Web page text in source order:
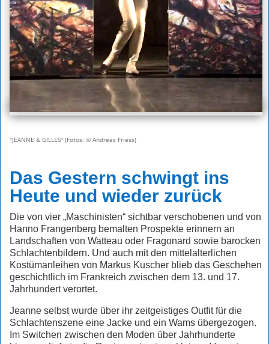
"JEANNE & GILLES" (Fotos: © Andreas Friess)
Das Gestern schwingt ins
Heute und wieder zurück
Die von vier „Maschinisten“ sichtbar verschobenen und von
Hanno Frangenberg bemalten Prospekte erinnern an
Landschaften von Watteau oder Fragonard sowie barocken
Schlachtenbildern. Und auch mit den mittelalterlichen
Kostümanleihen von Markus Kuscher blieb das Geschehen
geschichtlich im Frankreich zwischen dem 13. und 17.
Jahrhundert verortet.
Jeanne selbst wurde über ihr zeitgeistiges Outfit für die
Schlachtenszene eine Jacke und ein Wams übergezogen.
Im Switchen zwischen den Moden über Jahrhunderte